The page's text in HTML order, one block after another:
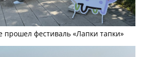
прошел фестиваль «Лапки тапки»